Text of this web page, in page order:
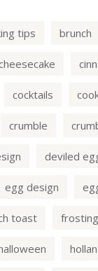
tips brunch
cocktails
crumble
deviled
egg design
toast frosting